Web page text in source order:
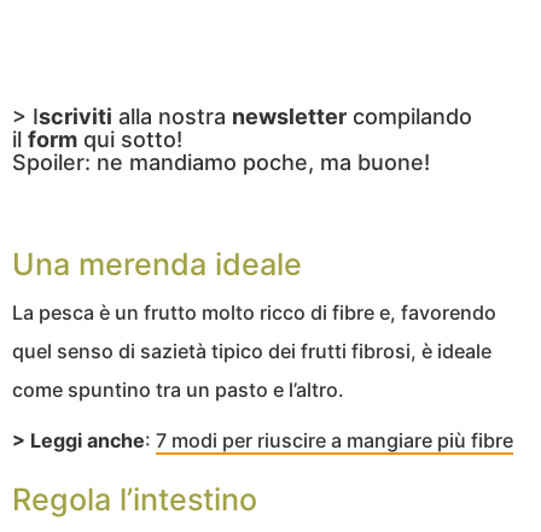
> Iscriviti alla nostra newsletter compilando
il form qui sotto!
Spoiler: ne mandiamo poche, ma buone!
Una merenda ideale
La pesca è un frutto molto ricco di fibre e, favorendo
quel senso di sazietà tipico dei frutti fibrosi, è ideale
come spuntino tra un pasto e l’altro.
> Leggi anche: 7 modi per riuscire a mangiare più fibre
Regola l’intestino